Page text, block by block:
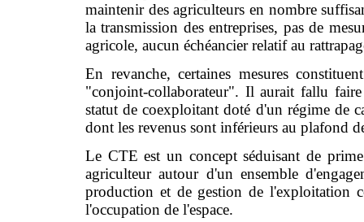
maintenir des agriculteurs en nombre
la transmission des entreprises, pas de
agricole, aucun échéancier relatif au
En revanche, certaines mesures
"conjoint-collaborateur". Il aurait fallu
statut de coexploitant doté d'un régime de
dont les revenus sont inférieurs au plafond
Le CTE est un concept séduisant de
agriculteur autour d'un ensemble
production et de gestion de l'exploitation
l'occupation de l'espace.